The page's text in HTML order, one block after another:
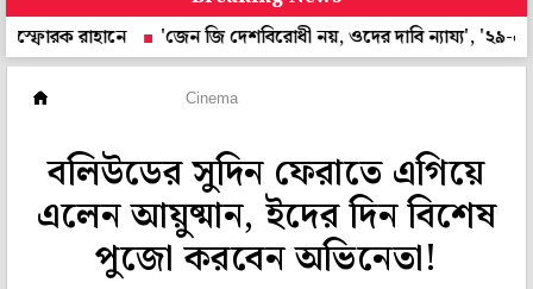
'জেন জি দেশবিরোধী নয়, ওদের দাবি ন্যায্য', '২৯-এ
Cinema
বলিউডের সুদিন ফেরাতে এগিয়ে
এলেন আয়ুষ্মান, ইদের দিন বিশেষ
পুজো করবেন অভিনেতা!